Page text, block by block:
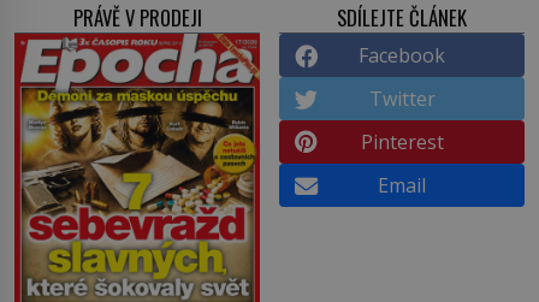
PRÁVĚ V PRODEJI SDÍLEJTE ČLÁNEK
Facebook
Twitter
Pinterest
Email